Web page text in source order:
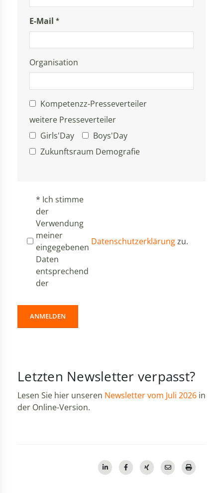
E-Mail
Organisation
Kompetenzz-Presseverteiler
weitere Presseverteiler
Girls'Day
Boys'Day
Zukunftsraum Demografie
* Ich stimme
der
Verwendung
meiner
eingegebenen
Daten
entsprechend
der
Datenschutzerklärungzu.
ANMELDEN
Letzten Newsletter verpasst?
Lesen Sie hier unseren Newsletter vom Juli 2026 in
der Online-Version.